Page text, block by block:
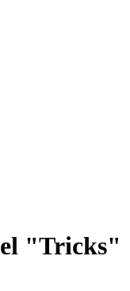
"Tricks"